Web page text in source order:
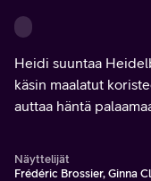
Heidi suuntaa
käsin maalatut
auttaa häntä
Näyttelijät
Frédéric Brossier, Ginna